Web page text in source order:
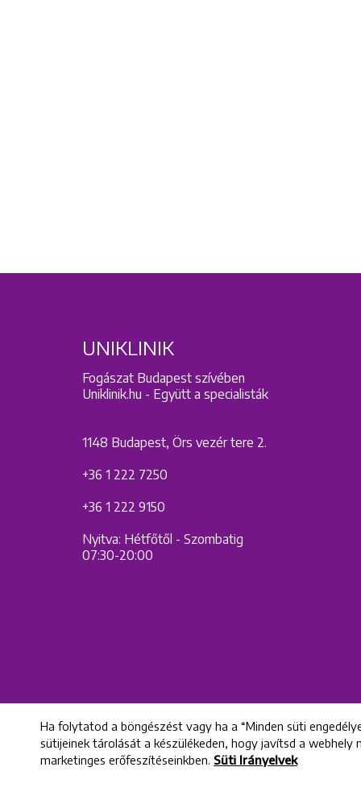
UNIKLINIK
Fogászat Budapest szívében
Uniklinik.hu - Együtt a specialisták
1148 Budapest, Örs vezér tere 2.
+36 1 222 7250
+36 1 222 9150
Nyitva: Hétfőtől - Szombatig
07:30-20:00
Ha folytatod a böngészést vagy ha a “Minden süti
sütijeinek tárolását a készülékeden, hogy javítsd a
marketinges erőfeszítéseinkben. Süti Irányelvek